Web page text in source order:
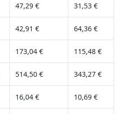
47,29 € 31,53 €
42,91 € 64,36 €
173,04 € 115,48 €
514,50 € 343,27 €
16,04 € 10,69 €